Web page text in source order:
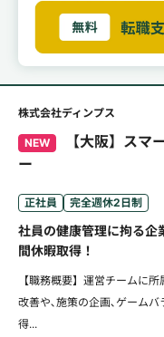
株式会社ディンプス
NEW
【大阪】スマ
ー
正社員 完全週休2日制
社員の健康管理に拘る企
間休暇取得！
【職務概要】運営チームに
改善や､施策の企画､ゲーム
得...